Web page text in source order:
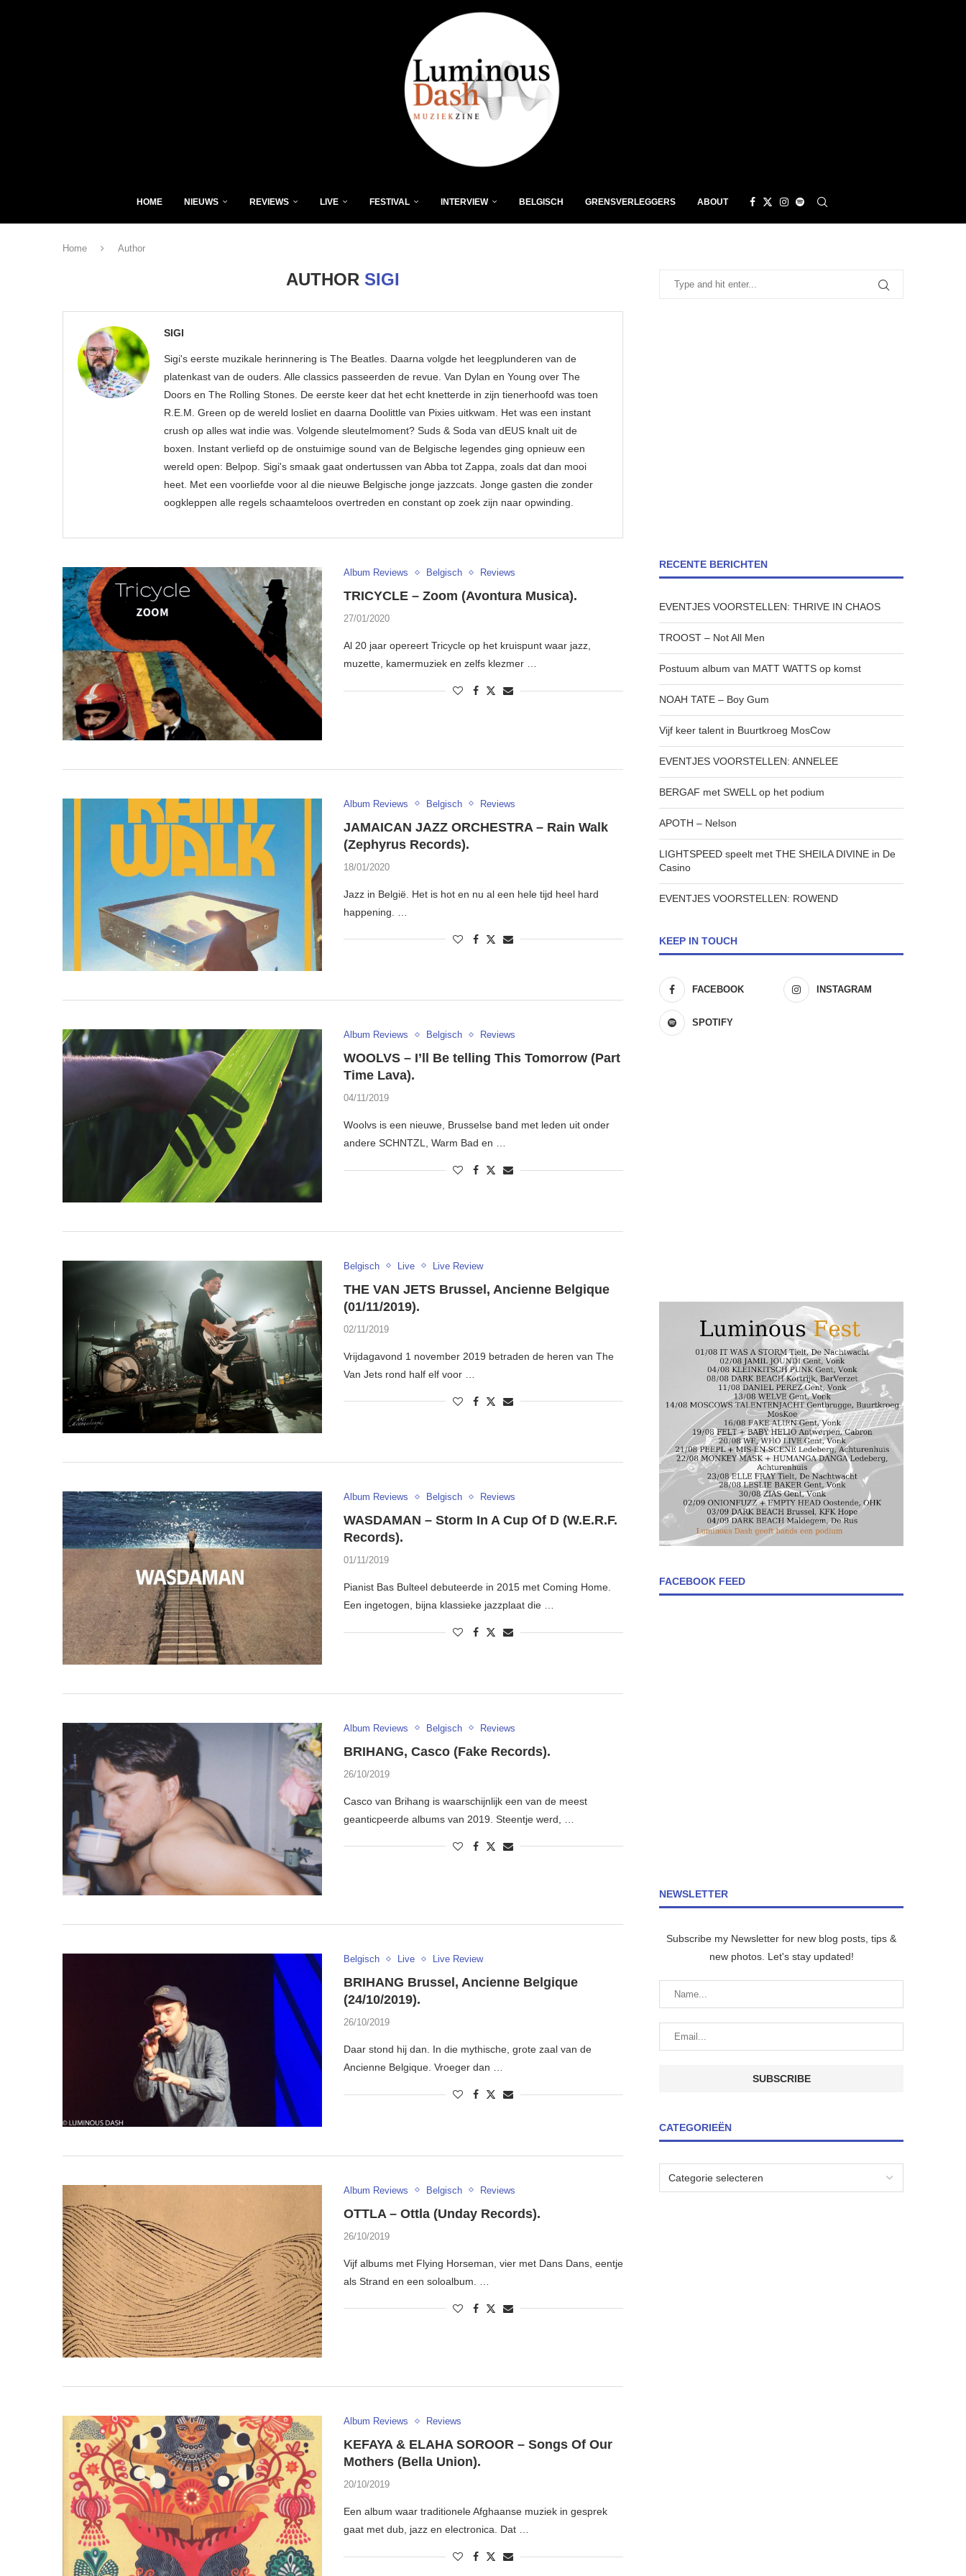
HOME NIEUWS REVIEWS LIVE FESTIVAL INTERVIEW BELGISCH GRENSVERLEGGERS ABOUT
Home Author
AUTHOR SIGI
SIGI
Sigi's eerste muzikale herinnering is The Beatles. Daarna volgde het leegplunderen van de
platenkast van de ouders. Alle classics passeerden de revue. Van Dylan en Young over The
Doors en The Rolling Stones. De eerste keer dat het echt knetterde in zijn tienerhoofd was toen
R.E.M. Green op de wereld losliet en daarna Doolittle van Pixies uitkwam. Het was een instant
crush op alles wat indie was. Volgende sleutelmoment? Suds & Soda van dEUS knalt uit de
boxen. Instant verliefd op de onstuimige sound van de Belgische legendes ging opnieuw een
wereld open: Belpop. Sigi's smaak gaat ondertussen van Abba tot Zappa, zoals dat dan mooi
heet. Met een voorliefde voor al die nieuwe Belgische jonge jazzcats. Jonge gasten die zonder
oogkleppen alle regels schaamteloos overtreden en constant op zoek zijn naar opwinding.
Album Reviews Belgisch Reviews
TRICYCLE – Zoom (Avontura Musica).
27/01/2020
Al 20 jaar opereert Tricycle op het kruispunt waar jazz,
muzette, kamermuziek en zelfs klezmer …
Album Reviews Belgisch Reviews
JAMAICAN JAZZ ORCHESTRA – Rain Walk
(Zephyrus Records).
18/01/2020
Jazz in België. Het is hot en nu al een hele tijd heel hard
happening. …
Album Reviews Belgisch Reviews
WOOLVS – I’ll Be telling This Tomorrow (Part
Time Lava).
04/11/2019
Woolvs is een nieuwe, Brusselse band met leden uit onder
andere SCHNTZL, Warm Bad en …
Belgisch Live Live Review
THE VAN JETS Brussel, Ancienne Belgique
(01/11/2019).
02/11/2019
Vrijdagavond 1 november 2019 betraden de heren van The
Van Jets rond half elf voor …
Album Reviews Belgisch Reviews
WASDAMAN – Storm In A Cup Of D (W.E.R.F.
Records).
01/11/2019
Pianist Bas Bulteel debuteerde in 2015 met Coming Home.
Een ingetogen, bijna klassieke jazzplaat die …
Album Reviews Belgisch Reviews
BRIHANG, Casco (Fake Records).
26/10/2019
Casco van Brihang is waarschijnlijk een van de meest
geanticpeerde albums van 2019. Steentje werd, …
Belgisch Live Live Review
BRIHANG Brussel, Ancienne Belgique
(24/10/2019).
26/10/2019
Daar stond hij dan. In die mythische, grote zaal van de
Ancienne Belgique. Vroeger dan …
Album Reviews Belgisch Reviews
OTTLA – Ottla (Unday Records).
26/10/2019
Vijf albums met Flying Horseman, vier met Dans Dans, eentje
als Strand en een soloalbum. …
Album Reviews Reviews
KEFAYA & ELAHA SOROOR – Songs Of Our
Mothers (Bella Union).
20/10/2019
Een album waar traditionele Afghaanse muziek in gesprek
gaat met dub, jazz en electronica. Dat …
RECENTE BERICHTEN
EVENTJES VOORSTELLEN: THRIVE IN CHAOS
TROOST – Not All Men
Postuum album van MATT WATTS op komst
NOAH TATE – Boy Gum
Vijf keer talent in Buurtkroeg MosCow
EVENTJES VOORSTELLEN: ANNELEE
BERGAF met SWELL op het podium
APOTH – Nelson
LIGHTSPEED speelt met THE SHEILA DIVINE in De
Casino
EVENTJES VOORSTELLEN: ROWEND
KEEP IN TOUCH
FACEBOOK INSTAGRAM
SPOTIFY
FACEBOOK FEED
NEWSLETTER
Subscribe my Newsletter for new blog posts, tips &
new photos. Let's stay updated!
CATEGORIEËN